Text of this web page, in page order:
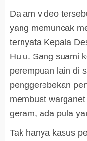
Dalam video
yang memuncak
ternyata Kepala
Hulu. Sang suami
perempuan lain di
penggerebekan
membuat
geram, ada pula
Tak hanya kasus